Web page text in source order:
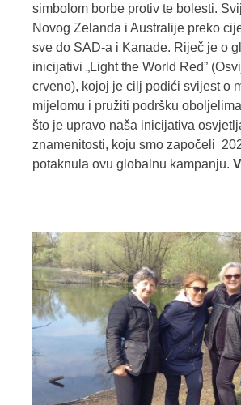
simbolom borbe protiv te bolesti.
Novog Zelanda i Australije preko
sve do SAD-a i Kanade. Riječ je o
inicijativi „Light the World Red”
crveno), kojoj je cilj podići svijest o
mijelomu i pružiti podršku
što je upravo naša inicijativa
znamenitosti, koju smo započeli
potaknula ovu globalnu kampanju.